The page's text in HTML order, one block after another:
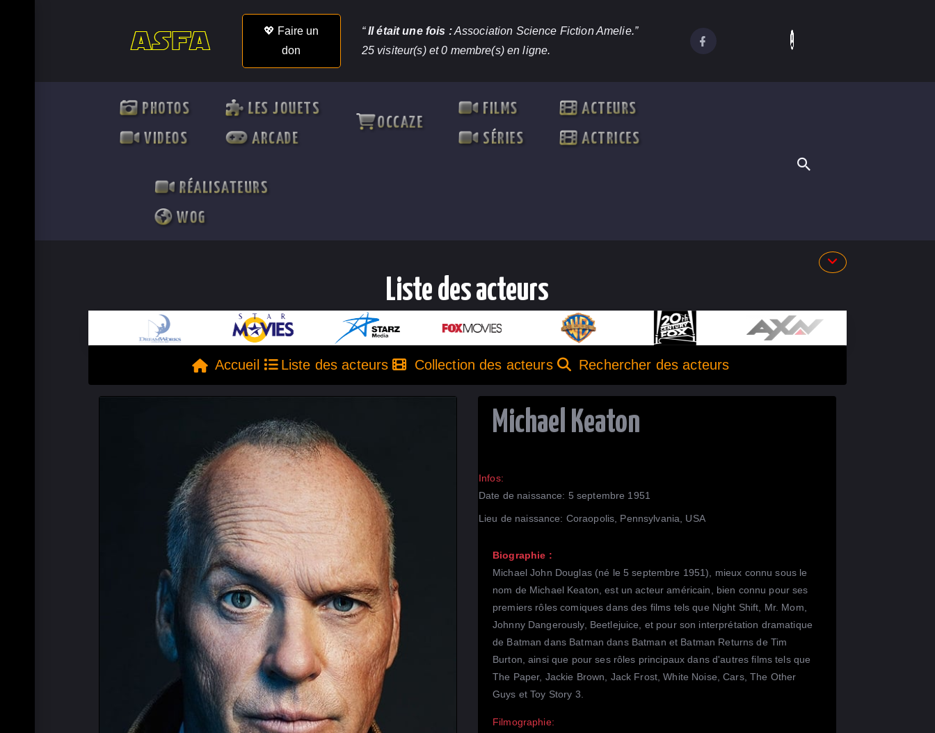
💖 Faire un
don
“Il était une fois :Association Science Fiction Amelie.”
25 visiteur(s) et 0 membre(s) en ligne.
PHOTOS
VIDEOS
LES JOUETS
ARCADE
OCCAZE
FILMS
SÉRIES
ACTEURS
ACTRICES
RÉALISATEURS
WOG
Liste des acteurs
Accueil Liste des acteurs Collection des acteurs Rechercher des acteurs
Michael Keaton
Infos:
Date de naissance: 5 septembre 1951
Lieu de naissance: Coraopolis, Pennsylvania, USA
Biographie :
Michael John Douglas (né le 5 septembre 1951), mieux connu sous le
nom de Michael Keaton, est un acteur américain, bien connu pour ses
premiers rôles comiques dans des films tels que Night Shift, Mr. Mom,
Johnny Dangerously, Beetlejuice, et pour son interprétation dramatique
de Batman dans Batman dans Batman et Batman Returns de Tim
Burton, ainsi que pour ses rôles principaux dans d'autres films tels que
The Paper, Jackie Brown, Jack Frost, White Noise, Cars, The Other
Guys et Toy Story 3.
Filmographie: